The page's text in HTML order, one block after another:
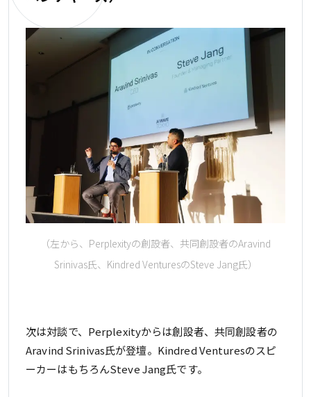
（左から、Perplexityの創設者、共同創設者のAravind
Srinivas氏、Kindred VenturesのSteve Jang氏）
次は対談で、Perplexityからは創設者、共同創設者の
Aravind Srinivas氏が登壇。Kindred Venturesのスピ
ーカーはもちろんSteve Jang氏です。